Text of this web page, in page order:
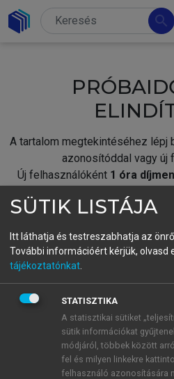
search
A tartalom megtekintéséhez lépj
azonosítóddal vagy új
Új felhasználóként 1 óra
fiókoddal,vagy hozz
A regisztráció után a
BELÉPÉS SAJÁT
ÚJ FIÓK
1 óra díjmentes hozzáférés
SÜTIK LISTÁJA
Itt láthatja és testreszabhatja az
További információért kérjük, olvasd
tájékoztatónkat
STATISZTIKA
A statisztikai sütiket
sütik információkat
módjáról, többek között
fel és milyen linkekre
felhasználó azonosítására